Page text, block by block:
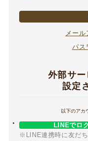
メー
パス
外部サ
設定
以下のアカ
LINEでロ
※LINE連携時に友だ